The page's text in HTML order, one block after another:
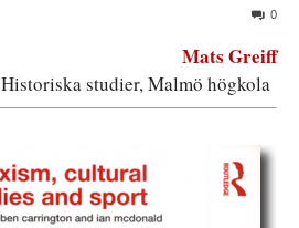
0
Mats Greiff
Historiska studier, Malmö högkola